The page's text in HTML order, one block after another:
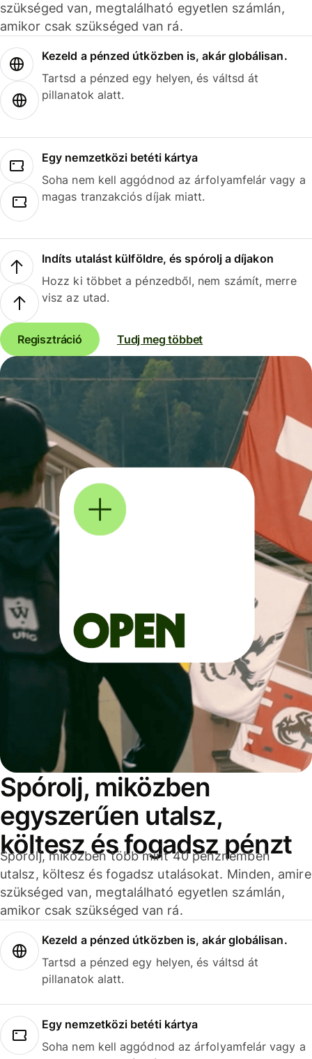
szükséged van, megtalálható egyetlen számlán,
amikor csak szükséged van rá.
Kezeld a pénzed útközben is, akár globálisan.
Tartsd a pénzed egy helyen, és váltsd át
pillanatok alatt.
Egy nemzetközi betéti kártya
Soha nem kell aggódnod az árfolyamfelár vagy a
magas tranzakciós díjak miatt.
Indíts utalást külföldre, és spórolj a díjakon
Hozz ki többet a pénzedből, nem számít, merre
visz az utad.
Regisztráció Tudj meg többet
Spórolj, miközben
egyszerűen utalsz,
költesz és fogadsz pénzt
Spórolj, miközben több mint 40 pénznemben
utalsz, költesz és fogadsz utalásokat. Minden, amire
szükséged van, megtalálható egyetlen számlán,
amikor csak szükséged van rá.
Kezeld a pénzed útközben is, akár globálisan.
Tartsd a pénzed egy helyen, és váltsd át
pillanatok alatt.
Egy nemzetközi betéti kártya
Soha nem kell aggódnod az árfolyamfelár vagy a